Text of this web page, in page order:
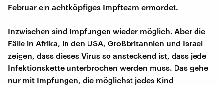
Februar ein achtköpfiges Impfteam ermordet.
Inzwischen sind Impfungen wieder möglich. Aber die
Fälle in Afrika, in den USA, Großbritannien und Israel
zeigen, dass dieses Virus so ansteckend ist, dass jede
Infektionskette unterbrochen werden muss. Das gehe
nur mit Impfungen, die möglichst jedes Kind